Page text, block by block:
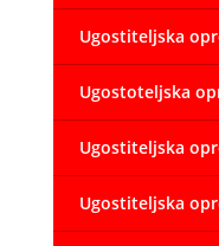
Ugostiteljska
Ugostoteljska
Ugostiteljska
Ugostiteljska